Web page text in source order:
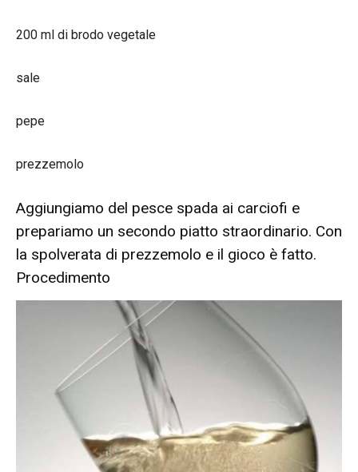
200 ml di brodo vegetale
sale
pepe
prezzemolo
Aggiungiamo del pesce spada ai carciofi e
prepariamo un secondo piatto straordinario. Con
la spolverata di prezzemolo e il gioco è fatto.
Procedimento